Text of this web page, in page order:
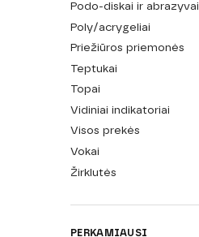
Podo-diskai ir abrazyvai
Poly/acrygeliai
Priežiūros priemonės
Teptukai
Topai
Vidiniai indikatoriai
Visos prekės
Vokai
Žirklutės
PERKAMIAUSI